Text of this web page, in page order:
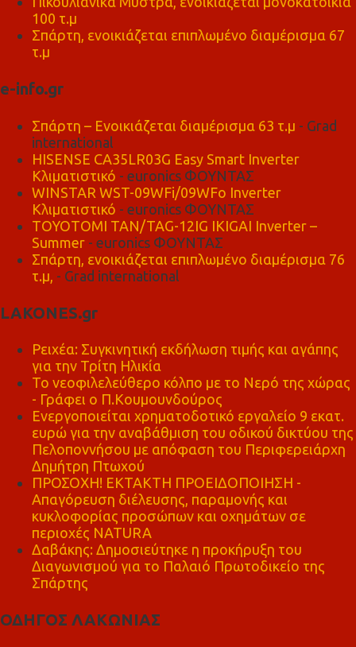
100 τ.μ
Σπάρτη, ενοικιάζεται επιπλωμένο διαμέρισμα 67
τ.μ
e-info.gr
Σπάρτη – Ενοικιάζεται διαμέρισμα 63 τ.μ - Grad
international
HISENSE CA35LR03G Easy Smart Inverter
Κλιματιστικό - euronics ΦΟΥΝΤΑΣ
WINSTAR WST-09WFi/09WFo Inverter
Κλιματιστικό - euronics ΦΟΥΝΤΑΣ
TOYOTOMI TAN/TAG-12IG IKIGAI Inverter –
Summer - euronics ΦΟΥΝΤΑΣ
Σπάρτη, ενοικιάζεται επιπλωμένο διαμέρισμα 76
τ.μ, - Grad international
LAKONES.gr
Ρειχέα: Συγκινητική εκδήλωση τιμής και αγάπης
για την Τρίτη Ηλικία
Το νεοφιλελεύθερο κόλπο με το Νερό της χώρας
- Γράφει ο Π.Κουμουνδούρος
Ενεργοποιείται χρηματοδοτικό εργαλείο 9 εκατ.
ευρώ για την αναβάθμιση του οδικού δικτύου της
Πελοποννήσου με απόφαση του Περιφερειάρχη
Δημήτρη Πτωχού
ΠΡΟΣΟΧΗ! ΕΚΤΑΚΤΗ ΠΡΟΕΙΔΟΠΟΙΗΣΗ -
Απαγόρευση διέλευσης, παραμονής και
κυκλοφορίας προσώπων και οχημάτων σε
περιοχές NATURA
Δαβάκης: Δημοσιεύτηκε η προκήρυξη του
Διαγωνισμού για το Παλαιό Πρωτοδικείο της
Σπάρτης
ΟΔΗΓΟΣ ΛΑΚΩΝΙΑΣ